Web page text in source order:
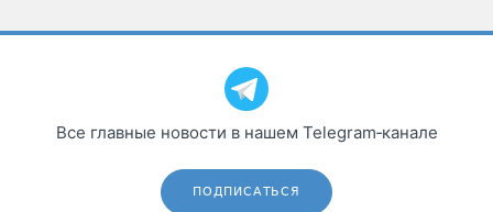
Все главные новости в нашем Telegram‑канале
ПОДПИСАТЬСЯ